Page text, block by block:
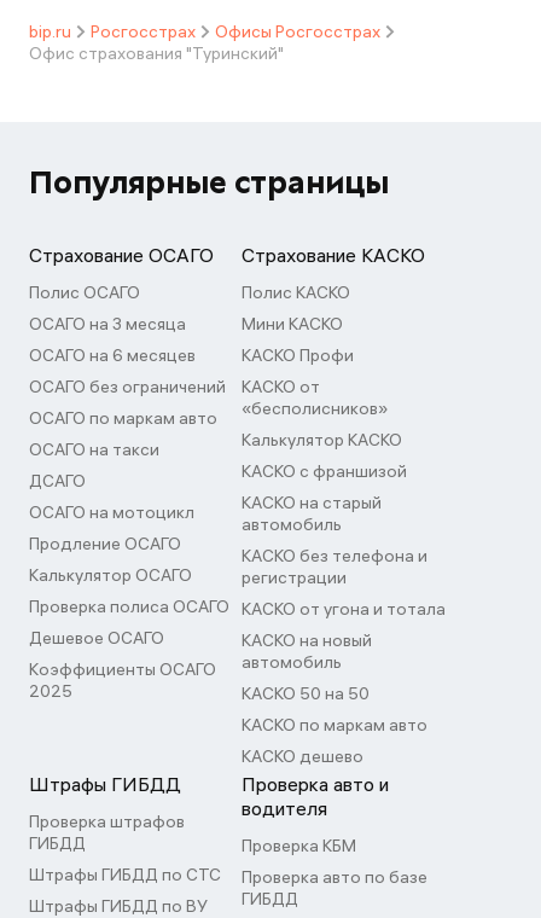
bip.ru Росгосстрах
Офисы Росгосстрах
Офис страхования "Туринский"
Популярные страницы
Страхование ОСАГО
Полис ОСАГО
ОСАГО на 3 месяца
ОСАГО на 6 месяцев
ОСАГО без ограничений
ОСАГО по маркам авто
ОСАГО на такси
ДСАГО
ОСАГО на мотоцикл
Продление ОСАГО
Калькулятор ОСАГО
Проверка полиса ОСАГО
Дешевое ОСАГО
Коэффициенты ОСАГО
2025
Страхование КАСКО
Полис КАСКО
Мини КАСКО
КАСКО Профи
КАСКО от
«бесполисников»
Калькулятор КАСКО
КАСКО с франшизой
КАСКО на старый
автомобиль
КАСКО без телефона и
регистрации
КАСКО от угона и тотала
КАСКО на новый
автомобиль
КАСКО 50 на 50
КАСКО по маркам авто
КАСКО дешево
Штрафы ГИБДД
Проверка штрафов
ГИБДД
Штрафы ГИБДД по СТС
Штрафы ГИБДД по ВУ
Проверка авто и
водителя
Проверка КБМ
Проверка авто по базе
ГИБДД